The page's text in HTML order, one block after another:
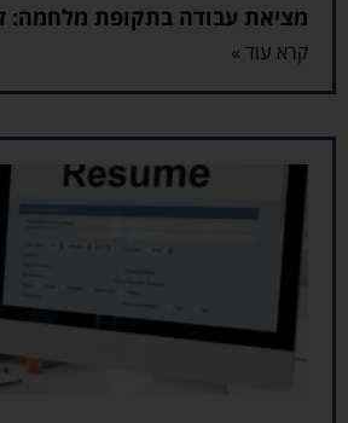
מציאת עבודה בתקופת מלחמה:
קרא עוד »